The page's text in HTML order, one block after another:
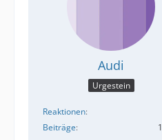
Audi
Urgestein
Reaktionen
Beiträge